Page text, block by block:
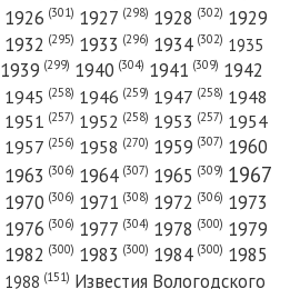
1926 (301) 1927 (298) 1928 (302) 1929
1932 (295) 1933 (296) 1934 (302) 1935
1939 (299) 1940 (304) 1941 (309) 1942
1945 (258) 1946 (259) 1947 (258) 1948
1951 (257) 1952 (258) 1953 (257) 1954
1957 (256) 1958 (270) 1959 (307) 1960
1963 (306) 1964 (307) 1965 (309) 1967
1970 (306) 1971 (308) 1972 (306) 1973
1976 (306) 1977 (304) 1978 (300) 1979
1982 (300) 1983 (300) 1984 (300) 1985
1988 (151) Известия Вологодского